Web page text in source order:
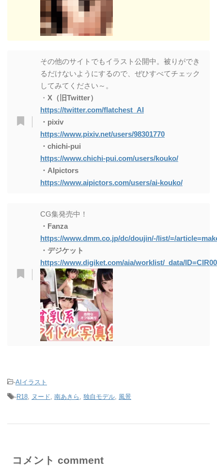
I end up with a lot of bankruptcy. I
think it's a side effect of merging
models all over the place in order
I wonder what I should do about p
ixiv. I am aware once again that t
cause when there was eroticism, t
he number of followers increased
at a pace of 2000~3000 per mont
s a gipo, but I may try to be on th
e edge of what is not allowed, eve
n if it is obvious adult poor breast
modeling. But from a quick glanc
e, it looks like live-action type rath
er than are illustrations are now ni
xed? Please let me know if you ar
e an expert.
am trying again to make illustrations that look
その他のサイトでもイラスト公開中。被りができ
るだけないようにするので、ぜひすべてチェック
してみてください～。
・ X（旧Twitter）
https://twitter.com/flatchest_AI
・pixiv
https://www.pixiv.net/users/98301770
・chichi-pui
https://www.chichi-pui.com/users/kouko/
・AIpictors
https://www.aipictors.com/users/ai-kouko/
CG集発売中！
・Fanza
https://www.dmm.co.jp/dc/doujin/-/list/=/
・デジケット
https://www.digiket.com/aia/worklist/_data/
-AIイラスト
-R18 ヌード 南あきら 独自モデル 風景
コメント comment